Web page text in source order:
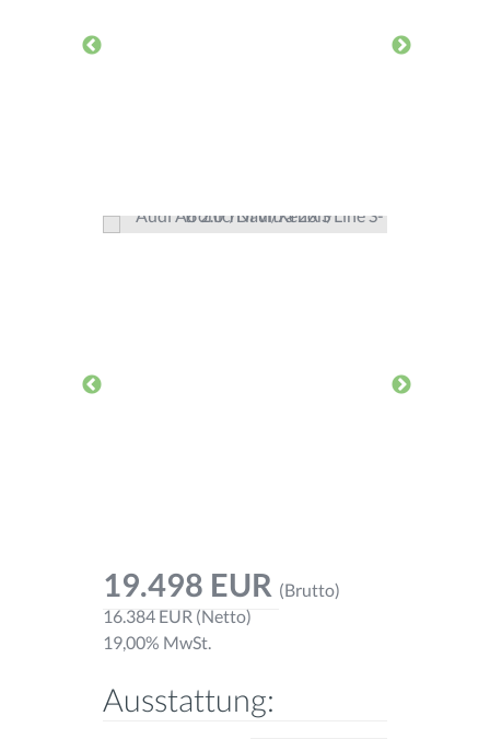
19.498 EUR (Brutto)
16.384 EUR (Netto)
19,00% MwSt.
Ausstattung: